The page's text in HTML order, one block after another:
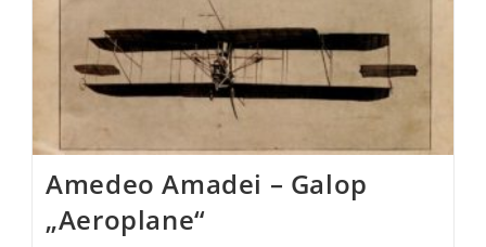
Amedeo Amadei – Galop
„Aeroplane“